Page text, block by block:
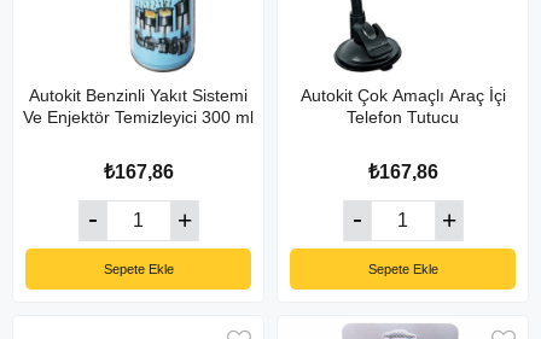
Autokit Benzinli Yakıt Sistemi
Ve Enjektör Temizleyici 300 ml
₺167,86
Sepete Ekle
Autokit Çok Amaçlı Araç İçi
Telefon Tutucu
₺167,86
Sepete Ekle